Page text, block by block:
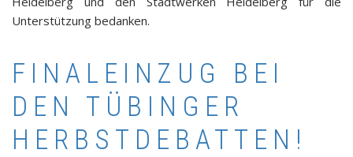
Unterstützung bedanken.
FINALEINZUG BEI
DEN TÜBINGER
HERBSTDEBATTEN!